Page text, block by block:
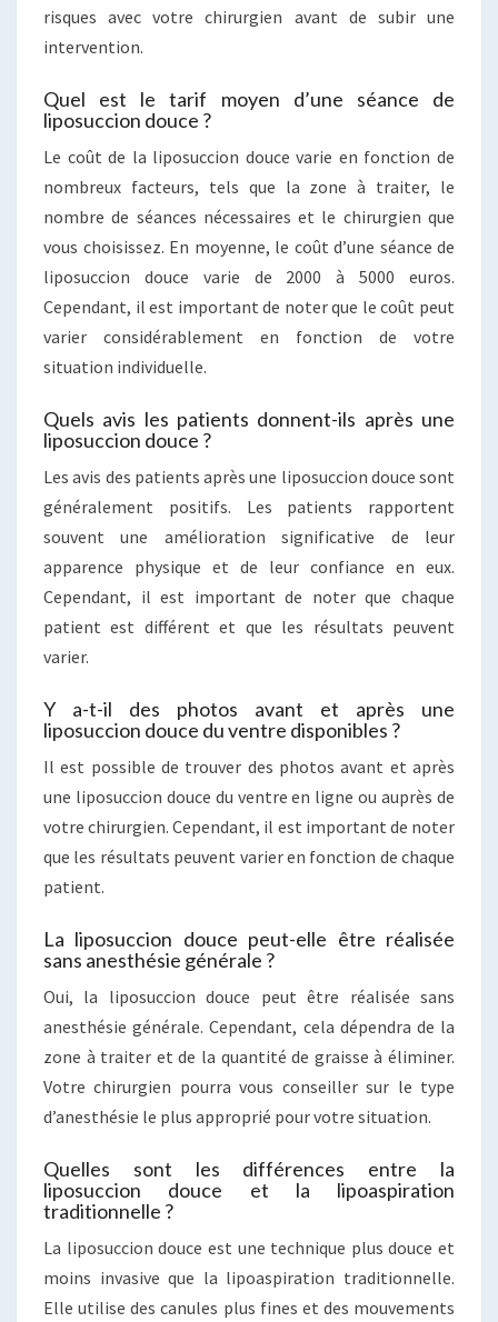
risques avec votre chirurgien avant de subir une
intervention.
Quel est le tarif moyen d’une séance de
liposuccion douce ?
Le coût de la liposuccion douce varie en fonction de
nombreux facteurs, tels que la zone à traiter, le
nombre de séances nécessaires et le chirurgien que
vous choisissez. En moyenne, le coût d’une séance de
liposuccion douce varie de 2000 à 5000 euros.
Cependant, il est important de noter que le coût peut
varier considérablement en fonction de votre
situation individuelle.
Quels avis les patients donnent-ils après une
liposuccion douce ?
Les avis des patients après une liposuccion douce sont
généralement positifs. Les patients rapportent
souvent une amélioration significative de leur
apparence physique et de leur confiance en eux.
Cependant, il est important de noter que chaque
patient est différent et que les résultats peuvent
varier.
Y a-t-il des photos avant et après une
liposuccion douce du ventre disponibles ?
Il est possible de trouver des photos avant et après
une liposuccion douce du ventre en ligne ou auprès de
votre chirurgien. Cependant, il est important de noter
que les résultats peuvent varier en fonction de chaque
patient.
La liposuccion douce peut-elle être réalisée
sans anesthésie générale ?
Oui, la liposuccion douce peut être réalisée sans
anesthésie générale. Cependant, cela dépendra de la
zone à traiter et de la quantité de graisse à éliminer.
Votre chirurgien pourra vous conseiller sur le type
d’anesthésie le plus approprié pour votre situation.
Quelles sont les différences entre la
liposuccion douce et la lipoaspiration
traditionnelle ?
La liposuccion douce est une technique plus douce et
moins invasive que la lipoaspiration traditionnelle.
Elle utilise des canules plus fines et des mouvements